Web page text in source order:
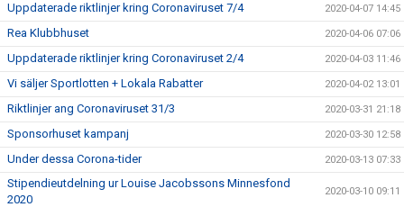
Uppdaterade riktlinjer kring Coronaviruset 7/4 2020-04-07 14:45
Rea Klubbhuset 2020-04-06 07:06
Uppdaterade riktlinjer kring Coronaviruset 2/4 2020-04-03 11:46
Vi säljer Sportlotten + Lokala Rabatter 2020-04-02 13:01
Riktlinjer ang Coronaviruset 31/3 2020-03-31 21:18
Sponsorhuset kampanj 2020-03-30 12:58
Under dessa Corona-tider 2020-03-13 07:33
Stipendieutdelning ur Louise Jacobssons Minnesfond
2020
2020-03-10 09:11